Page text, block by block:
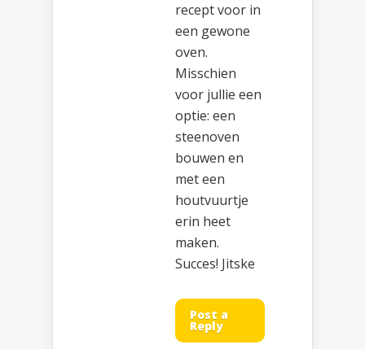
recept voor in
een gewone
oven.
Misschien
voor jullie een
optie: een
steenoven
bouwen en
met een
houtvuurtje
erin heet
maken.
Succes! Jitske
Post a
Reply